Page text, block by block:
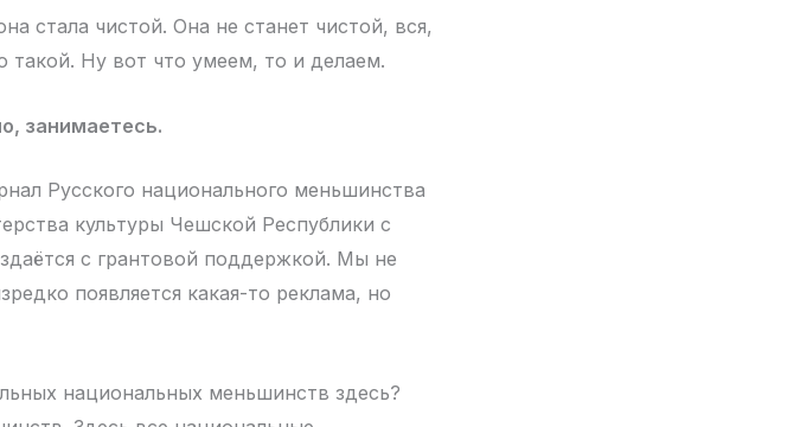
стала чистой. Она не станет чистой, вся,
такой. Ну вот что умеем, то и делаем.
занимаетесь.
Русского национального меньшинства
культуры Чешской Республики с
с грантовой поддержкой. Мы не
появляется какая-то реклама, но
национальных меньшинств здесь?